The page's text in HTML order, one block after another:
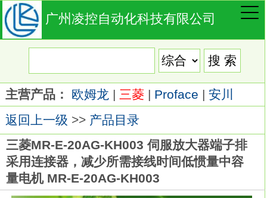
广州凌控自动化科技有限公司
主营产品： 欧姆龙 | 三菱 | Proface | 安川
返回上一级 >> 产品目录
三菱MR-E-20AG-KH003 伺服放大器端子排
采用连接器，减少所需接线时间低惯量中容
量电机 MR-E-20AG-KH003